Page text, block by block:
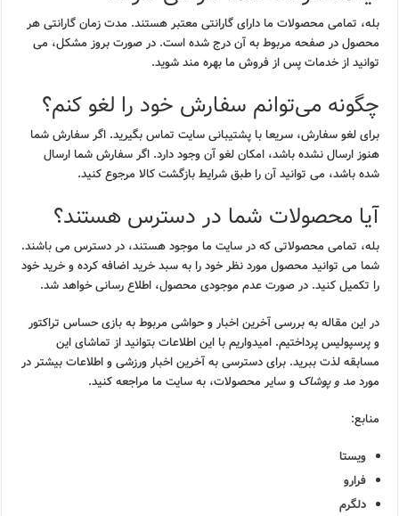
بله، تمامی محصولات ما دارای گارانتی معتبر هستند. مدت زمان گارانتی هر
محصول در صفحه مربوط به آن درج شده است. در صورت بروز مشکل، می
توانید از خدمات پس از فروش ما بهره مند شوید.
چگونه می‌توانم سفارش خود را لغو کنم؟
برای لغو سفارش، سریعا با پشتیبانی سایت تماس بگیرید. اگر سفارش شما
هنوز ارسال نشده باشد، امکان لغو آن وجود دارد. اگر سفارش شما ارسال
شده باشد، می توانید آن را طبق شرایط بازگشت کالا مرجوع کنید.
آیا محصولات شما در دسترس هستند؟
بله، تمامی محصولاتی که در سایت ما موجود هستند، در دسترس می باشند.
شما می توانید محصول مورد نظر خود را به سبد خرید اضافه کرده و خرید خود
را تکمیل کنید. در صورت عدم موجودی محصول، اطلاع رسانی خواهد شد.
در این مقاله به بررسی آخرین اخبار و حواشی مربوط به بازی حساس تراکتور
و پرسپولیس پرداختیم. امیدواریم با این اطلاعات بتوانید از تماشای این
مسابقه لذت ببرید. برای دسترسی به آخرین اخبار ورزشی و اطلاعات بیشتر در
موردمد و پوشاک و سایر محصولات، به سایت ما مراجعه کنید.
منابع:
ویستا
فرارو
دلگرم